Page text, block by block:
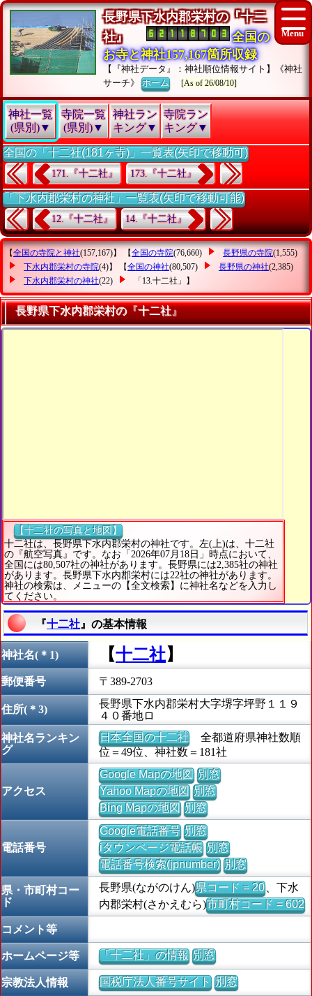
長野県下水内郡栄村の『十二
社』
全国の
お寺と神社157,167箇所収録
【『神社データ』：神社順位情報サイト】《神社
サーチ》ホーム [As of 26/08/10]
神社一覧
(県別)▼
寺院一覧
(県別)▼
神社ラン
キング▼
寺院ラン
キング▼
全国の「十二社(181ヶ寺)」一覧表(矢印で移動可)
171.『十二社』 173.『十二社』
「下水内郡栄村の神社」一覧表(矢印で移動可能)
12.『十二社』 14.『十二社』
【全国の寺院と神社(157,167)】 【全国の寺院(76,660) 長野県の寺院(1,555)
下水内郡栄村の寺院(4)】 【全国の神社(80,507) 長野県の神社(2,385)
下水内郡栄村の神社(22) 「13.十二社」 】
長野県下水内郡栄村の『十二社』
【十二社の写真と地図】
十二社は、長野県下水内郡栄村の神社です。左(上)は、十二社
の『航空写真』です。なお「2026年07月18日」時点において、
全国には80,507社の神社があります。長野県には2,385社の神社
があります。長野県下水内郡栄村には22社の神社があります。
神社の検索は、メニューの【全文検索】に神社名などを入力し
てください。
『十二社 』の基本情報
神社名(＊1) 【十二社】
郵便番号 〒389-2703
住所(＊3)
長野県下水内郡栄村大字堺字坪野１１９
４０番地ロ
神社名ランキン
グ
日本全国の十二社全都道府県神社数順
位＝49位、神社数＝181社
アクセス
Google Mapの地図 別窓
Yahoo Mapの地図 別窓
Bing Mapの地図 別窓
電話番号
Google電話番号 別窓
iタウンページ電話帳 別窓
電話番号検索(jpnumber) 別窓
県・市町村コー
ド
長野県(ながのけん)県コード = 20、下水
内郡栄村(さかえむら)市町村コード = 602
コメント等
ホームページ等 「十二社」の情報 別窓
宗教法人情報 国税庁法人番号サイト 別窓